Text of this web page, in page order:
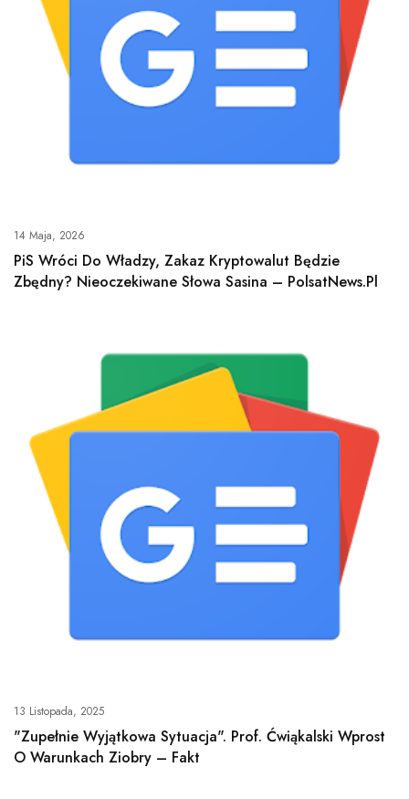
14 Maja, 2026
PiS Wróci Do Władzy, Zakaz Kryptowalut Będzie
Zbędny? Nieoczekiwane Słowa Sasina – PolsatNews.pl
13 Listopada, 2025
"Zupełnie Wyjątkowa Sytuacja". Prof. Ćwiąkalski Wprost
O Warunkach Ziobry – Fakt